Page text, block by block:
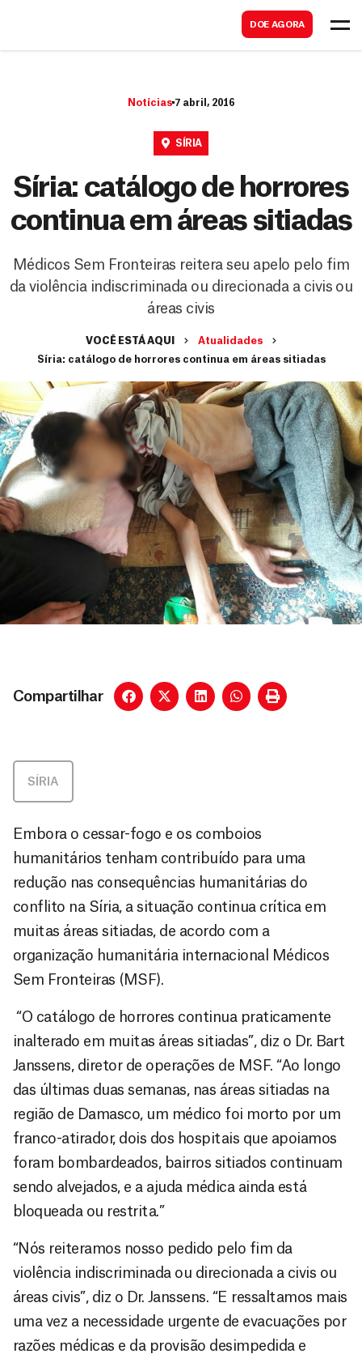
DOE AGORA
Notícias 7 abril, 2016
SÍRIA
Síria: catálogo de horrores
continua em áreas sitiadas
Médicos Sem Fronteiras reitera seu apelo pelo fim
da violência indiscriminada ou direcionada a civis ou
áreas civis
VOCÊ ESTÁ AQUI
Atualidades
Síria: catálogo de horrores continua em áreas sitiadas
Compartilhar
SÍRIA
Embora o cessar-fogo e os comboios
humanitários tenham contribuído para uma
redução nas consequências humanitárias do
conflito na Síria, a situação continua crítica em
muitas áreas sitiadas, de acordo com a
organização humanitária internacional Médicos
Sem Fronteiras (MSF).
“O catálogo de horrores continua praticamente
inalterado em muitas áreas sitiadas”, diz o Dr. Bart
Janssens, diretor de operações de MSF. “Ao longo
das últimas duas semanas, nas áreas sitiadas na
região de Damasco, um médico foi morto por um
franco-atirador, dois dos hospitais que apoiamos
foram bombardeados, bairros sitiados continuam
sendo alvejados, e a ajuda médica ainda está
bloqueada ou restrita.”
“Nós reiteramos nosso pedido pelo fim da
violência indiscriminada ou direcionada a civis ou
áreas civis”, diz o Dr. Janssens. “E ressaltamos mais
uma vez a necessidade urgente de evacuações por
razões médicas e da provisão desimpedida e
a
r